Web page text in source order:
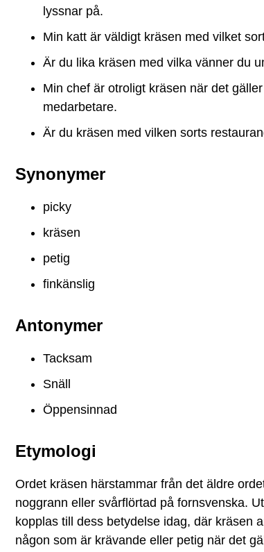
lyssnar på.
Min katt är väldigt kräsen med vilket
Är du lika kräsen med vilka vänner du
Min chef är otroligt kräsen när det
medarbetare.
Är du kräsen med vilken sorts
Synonymer
picky
kräsen
petig
finkänslig
Antonymer
Tacksam
Snäll
Öppensinnad
Etymologi
Ordet kräsen härstammar från det äldre
noggrann eller svårflörtad på fornsvenska.
kopplas till dess betydelse idag, där kräsen
någon som är krävande eller petig när det